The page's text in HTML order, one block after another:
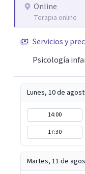
bienestar
de cada persona
llamadas desde
Online
Terapia online
Servicios y
Psicología
Lunes, 10 de
14:00
17:30
Martes, 11 de